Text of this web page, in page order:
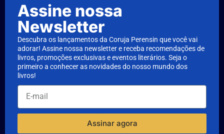
Assine nossa
Newsletter
Descubra os lançamentos da Coruja Perensin que você vai
adorar! Assine nossa newsletter e receba recomendações de
livros, promoções exclusivas e eventos literários. Seja o
primeiro a conhecer as novidades do nosso mundo dos
livros!
Assinar agora